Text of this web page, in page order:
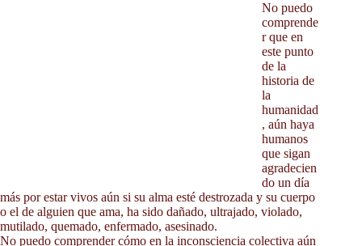
No puedo
comprende
r que en
este punto
de la
historia de
la
humanidad
, aún haya
humanos
que sigan
agradecien
do un día
más por estar vivos aún si su alma esté destrozada y su cuerpo
o el de alguien que ama, ha sido dañado, ultrajado, violado,
mutilado, quemado, enfermado, asesinado.
No puedo comprender cómo en la inconsciencia colectiva aún